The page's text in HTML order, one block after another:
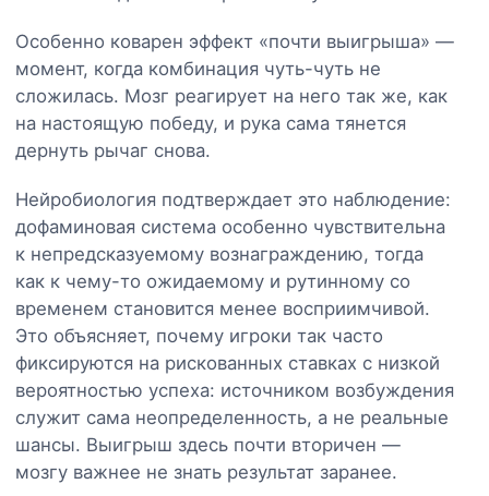
Особенно коварен эффект «почти выигрыша» —
момент, когда комбинация чуть-чуть не
сложилась. Мозг реагирует на него так же, как
на настоящую победу, и рука сама тянется
дернуть рычаг снова.
Нейробиология подтверждает это наблюдение:
дофаминовая система особенно чувствительна
к непредсказуемому вознаграждению, тогда
как к чему-то ожидаемому и рутинному со
временем становится менее восприимчивой.
Это объясняет, почему игроки так часто
фиксируются на рискованных ставках с низкой
вероятностью успеха: источником возбуждения
служит сама неопределенность, а не реальные
шансы. Выигрыш здесь почти вторичен —
мозгу важнее не знать результат заранее.